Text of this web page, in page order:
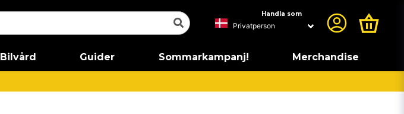
Handla som
Bilvård Guider Sommarkampanj! Merchandise